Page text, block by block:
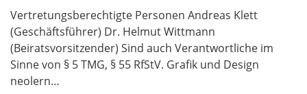
Vertretungsberechtigte Personen Andreas Klett
(Geschäftsführer) Dr. Helmut Wittmann
(Beiratsvorsitzender) Sind auch Verantwortliche im
Sinne von § 5 TMG, § 55 RfStV. Grafik und Design
neolern…